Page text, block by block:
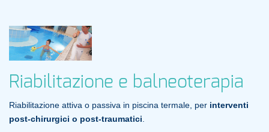
Riabilitazione e balneoterapia
Riabilitazione attiva o passiva in piscina termale, per interventi
post-chirurgici o post-traumatici.